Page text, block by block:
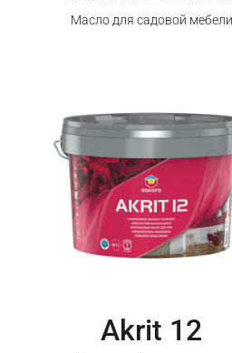
Масло для садовой мебели
Akrit 12